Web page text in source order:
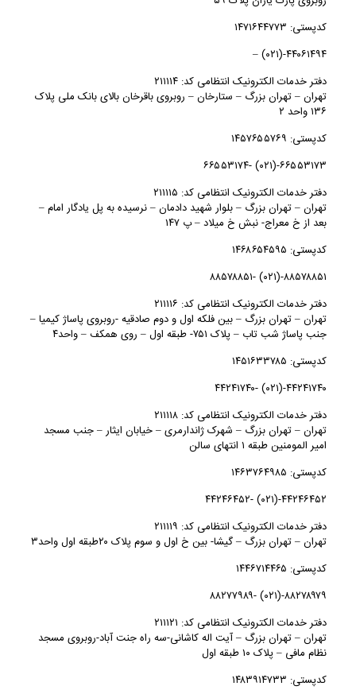
کدپستی: ۱۴۷۱۶۴۴۷۷۳
۴۴۰۶۱۴۹۴-(۰۲۱) –
دفتر خدمات الکترونیک انتظامی کد: ۲۱۱۱۱۴
تهران – تهران بزرگ – ستارخان – روبروی باقرخان بالای بانک ملی پلاک
۱۳۶ واحد ۲
کدپستی: ۱۴۵۷۶۵۵۷۶۹
۶۶۵۵۳۱۷۳-(۰۲۱) -۶۶۵۵۳۱۷۴
دفتر خدمات الکترونیک انتظامی کد: ۲۱۱۱۱۵
تهران – تهران بزرگ – بلوار شهید دادمان – نرسیده به پل یادگار امام –
بعد از خ معراج- نبش خ میلاد – پ ۱۴۷
کدپستی: ۱۴۶۸۶۵۴۵۹۵
۸۸۵۷۸۸۵۱-(۰۲۱) -۸۸۵۷۸۸۵۱
دفتر خدمات الکترونیک انتظامی کد: ۲۱۱۱۱۶
تهران – تهران بزرگ – بین فلکه اول و دوم صادقیه -روبروی پاساژ کیمیا –
جنب پاساژ شب تاب – پلاک ۷۵۱- طبقه اول – روی همکف – واحد۴
کدپستی: ۱۴۵۱۶۳۳۷۸۵
۴۴۲۴۱۷۴۰-(۰۲۱) -۴۴۲۴۱۷۴۰
دفتر خدمات الکترونیک انتظامی کد: ۲۱۱۱۱۸
تهران – تهران بزرگ – شهرک ژاندارمری – خیابان ایثار – جنب مسجد
امیر المومنین طبقه ۱ انتهای سالن
کدپستی: ۱۴۶۳۷۶۴۹۸۵
۴۴۲۴۶۴۵۲-(۰۲۱) -۴۴۲۴۶۴۵۲
دفتر خدمات الکترونیک انتظامی کد: ۲۱۱۱۱۹
تهران – تهران بزرگ – گیشا- بین خ اول و سوم پلاک ۲۰طبقه اول واحد۳
کدپستی: ۱۴۴۶۷۱۴۴۶۵
۸۸۲۷۸۹۷۹-(۰۲۱) -۸۸۲۷۷۹۸۹
دفتر خدمات الکترونیک انتظامی کد: ۲۱۱۱۲۱
تهران – تهران بزرگ – آیت اله کاشانی-سه راه جنت آباد-روبروی مسجد
نظام مافی – پلاک ۱۰ طبقه اول
کدپستی: ۱۴۸۳۹۱۴۷۳۳